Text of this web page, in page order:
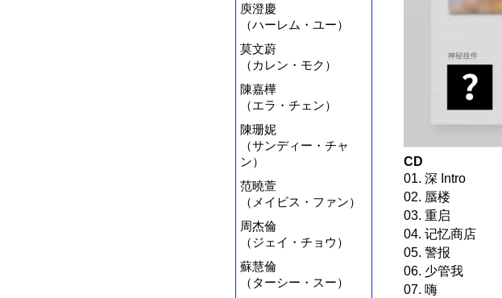
庾澄慶
（ハーレム・ユー）
莫文蔚
（カレン・モク）
陳嘉樺
（エラ・チェン）
陳珊妮
（サンディー・チャ
ン）
范曉萱
（メイビス・ファン）
周杰倫
（ジェイ・チョウ）
蘇慧倫
（ターシー・スー）
CD
01. 深 Intro
02. 蜃楼
03. 重启
04. 记忆商店
05. 警报
06. 少管我
07. 嗨